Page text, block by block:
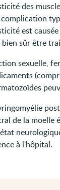
des
est
sûr être
sexuelle,
de la moelle
à l'hôpital.